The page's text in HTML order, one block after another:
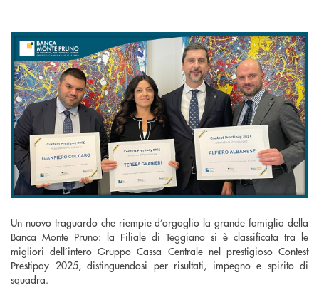
Un nuovo traguardo che riempie d’orgoglio la grande famiglia della
Banca Monte Pruno: la Filiale di Teggiano si è classificata tra le
migliori dell’intero Gruppo Cassa Centrale nel prestigioso Contest
Prestipay 2025, distinguendosi per risultati, impegno e spirito di
squadra.